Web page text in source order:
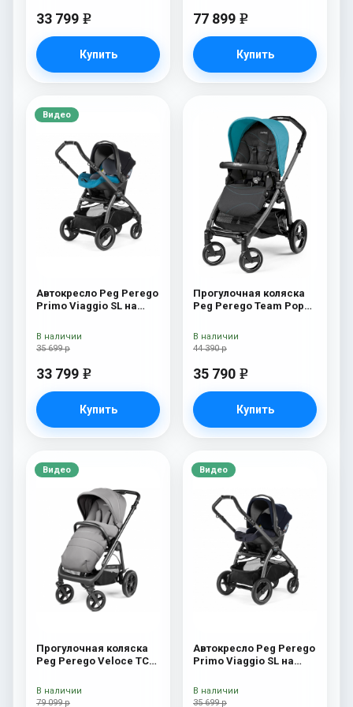
33 799 e
Купить
77 899 e
Купить
Видео
Автокресло Peg Perego
Primo Viaggio SL на
White/Black) Oceano
35 699 р
33 799 e
Купить
В наличии
Прогулочная коляска
Peg Perego Team Pop
Scuba
44 390 р
35 790 e
Купить
В наличии
Видео
Прогулочная коляска
Peg Perego Veloce TC
Peg Perego Veloce TC
(Mercury New)
79 099 р
В наличии
Видео
Автокресло Peg Perego
Primo Viaggio SL на
White/Black) Luna
35 699 р
В наличии